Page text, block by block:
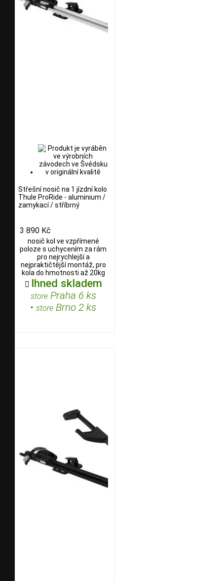
Střešní nosič na 1 jízdní kolo
Thule ProRide - aluminium /
zamykací / stříbrný
3 890 Kč
nosič kol ve vzpřímené
poloze s uchycením za rám
pro nejrychlejší a
nejpraktičtější montáž, pro
kola do hmotnosti až 20kg
 Ihned skladem
storePraha 6 ks
• store Brno 2 ks